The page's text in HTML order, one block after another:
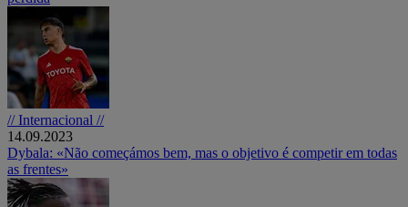
// Internacional //
14.09.2023
Dybala: «Não começámos bem, mas o objetivo é competir em todas
as frentes»